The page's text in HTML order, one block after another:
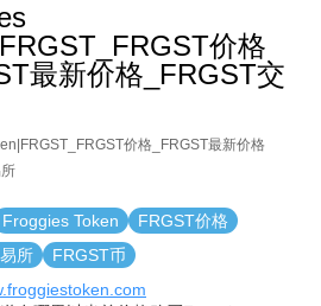
价格
最新价格_FRGST交
价格_FRGST最新价格
Froggies Token
FRGST价格
所
FRGST币